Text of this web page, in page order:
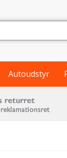
Autoudstyr